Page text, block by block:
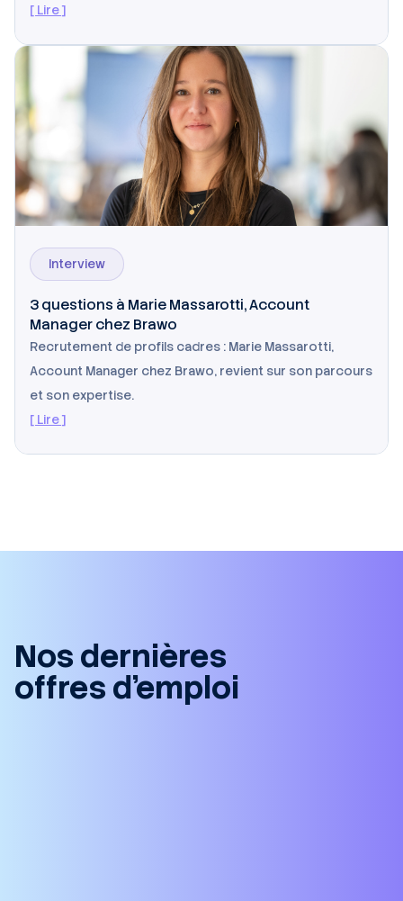
[ Lire ]
Interview
3 questions à Marie Massarotti, Account
Manager chez Brawo
Recrutement de profils cadres : Marie Massarotti,
Account Manager chez Brawo, revient sur son parcours
et son expertise.
[ Lire ]
Nos dernières
offres d’emploi